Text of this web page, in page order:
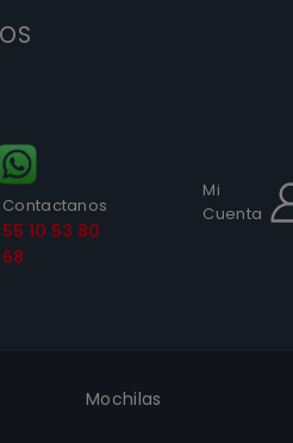
Contactanos
55 10 53 80
68
Mi
Cuenta
Mochilas